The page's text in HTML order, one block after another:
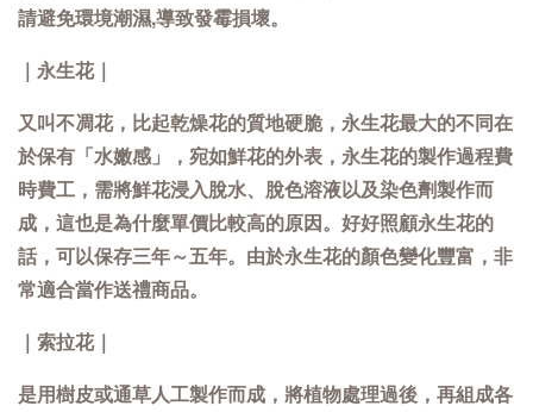
請避免環境潮濕,導致發霉損壞。
｜永生花｜
又叫不凋花，比起乾燥花的質地硬脆，永生花最大的不同在
於保有「水嫩感」，宛如鮮花的外表，永生花的製作過程費
時費工，需將鮮花浸入脫水、脫色溶液以及染色劑製作而
成，這也是為什麼單價比較高的原因。好好照顧永生花的
話，可以保存三年～五年。由於永生花的顏色變化豐富，非
常適合當作送禮商品。
｜索拉花｜
是用樹皮或通草人工製作而成，將植物處理過後，再組成各